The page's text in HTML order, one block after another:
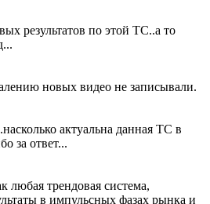
результатов по этой ТС..а то
новых видео не записывали.
ько актуальна данная ТС в
о за ответ...
любая трендовая система,
в импульсных фазах рынка и